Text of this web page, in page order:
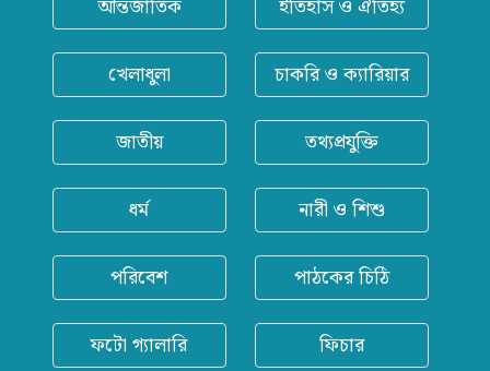
আন্তর্জাতিক ইতিহাস ও ঐতিহ্য
খেলাধুলা চাকরি ও ক্যারিয়ার
জাতীয় তথ্যপ্রযুক্তি
ধর্ম নারী ও শিশু
পরিবেশ পাঠকের চিঠি
ফটো গ্যালারি ফিচার